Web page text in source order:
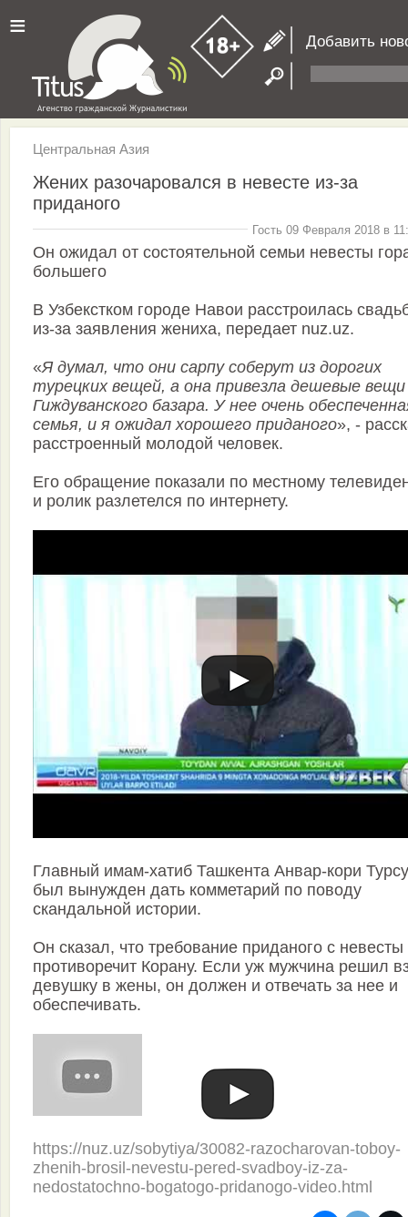
≡ Добавить
Центральная Азия
Жених разочаровался в невесте из-за
приданого
Гость 09 Февраля 2018 в
Он ожидал от состоятельной семьи невесты
большего
В Узбекстком городе Навои расстроилась
из-за заявления жениха, передает nuz.uz.
«Я думал, что они сарпу соберут из дорогих
турецких вещей, а она привезла дешевые вещи
Гиждуванского базара. У нее очень
семья, и я ожидал хорошего приданого», -
расстроенный молодой человек.
Его обращение показали по местному
и ролик разлетелся по интернету.
Главный имам-хатиб Ташкента Анвар-кори
был вынужден дать комметарий по поводу
скандальной истории.
Он сказал, что требование приданого с невесты
противоречит Корану. Если уж мужчина решил
девушку в жены, он должен и отвечать за нее и
обеспечивать.
https://nuz.uz/sobytiya/30082-razocharovan-toboy-
zhenih-brosil-nevestu-pered-svadboy-iz-za-
nedostatochno-bogatogo-pridanogo-video.html